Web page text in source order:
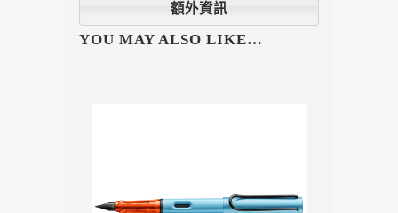
額外資訊
YOU MAY ALSO LIKE…